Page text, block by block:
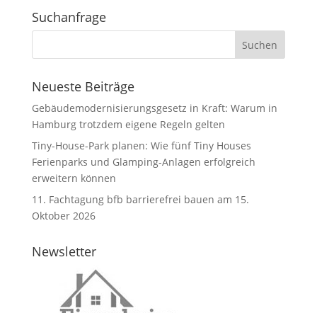
Suchanfrage
Neueste Beiträge
Gebäudemodernisierungsgesetz in Kraft: Warum in
Hamburg trotzdem eigene Regeln gelten
Tiny-House-Park planen: Wie fünf Tiny Houses
Ferienparks und Glamping-Anlagen erfolgreich
erweitern können
11. Fachtagung bfb barrierefrei bauen am 15.
Oktober 2026
Newsletter